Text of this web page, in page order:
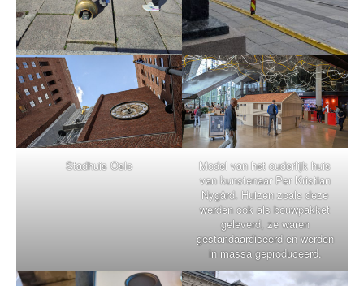
Stadhuis Oslo
Model van het ouderlijk huis
van kunstenaar Per Kristian
Nygård. Huizen zoals deze
werden ook als bouwpakket
geleverd, ze waren
gestandaardiseerd en werden
in massa geproduceerd.